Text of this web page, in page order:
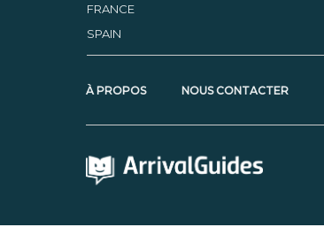
FRANCE
SPAIN
À PROPOS NOUS CONTACTER